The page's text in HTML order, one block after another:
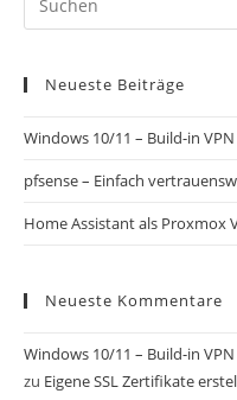
Neueste Beiträge
Windows 10/11 – Build-in
pfsense – Einfach
Home Assistant als Proxmox
Neueste Kommentare
Windows 10/11 – Build-in
zu Eigene SSL Zertifikate